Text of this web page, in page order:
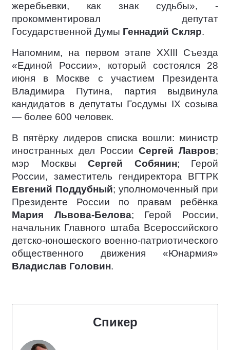
жеребьевки, как знак судьбы», -
прокомментировал депутат
Государственной Думы Геннадий Скляр.
Напомним, на первом этапе XXIII Съезда
«Единой России», который состоялся 28
июня в Москве с участием Президента
Владимира Путина, партия выдвинула
кандидатов в депутаты Госдумы IX созыва
— более 600 человек.
В пятёрку лидеров списка вошли: министр
иностранных дел России Сергей Лавров;
мэр Москвы Сергей Собянин; Герой
России, заместитель гендиректора ВГТРК
Евгений Поддубный; уполномоченный при
Президенте России по правам ребёнка
Мария Львова-Белова; Герой России,
начальник Главного штаба Всероссийского
детско-юношеского военно-патриотического
общественного движения «Юнармия»
Владислав Головин.
Спикер